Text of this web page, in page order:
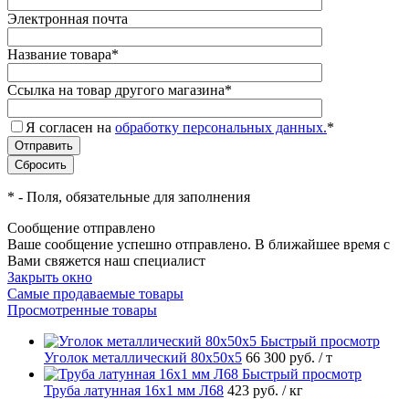
Электронная почта
Название товара*
Ссылка на товар другого магазина*
Я согласен на обработку персональных данных.*
* - Поля, обязательные для заполнения
Сообщение отправлено
Ваше сообщение успешно отправлено. В ближайшее время с
Вами свяжется наш специалист
Закрыть окно
Самые продаваемые товары
Просмотренные товары
Быстрый просмотр
Уголок металлический 80х50х5 66 300 руб. / т
Быстрый просмотр
Труба латунная 16х1 мм Л68 423 руб. / кг